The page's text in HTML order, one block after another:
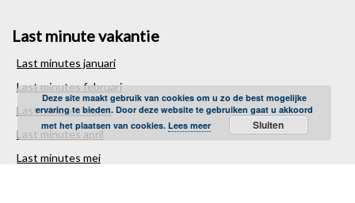
Last minute vakantie
Last minutes januari
Last minutes februari
Last minutes maart
Last minutes april
Last minutes mei
Deze site maakt gebruik van cookies om u zo de best mogelijke
ervaring te bieden. Door deze website te gebruiken gaat u akkoord
met het plaatsen van cookies. Lees meer Sluiten